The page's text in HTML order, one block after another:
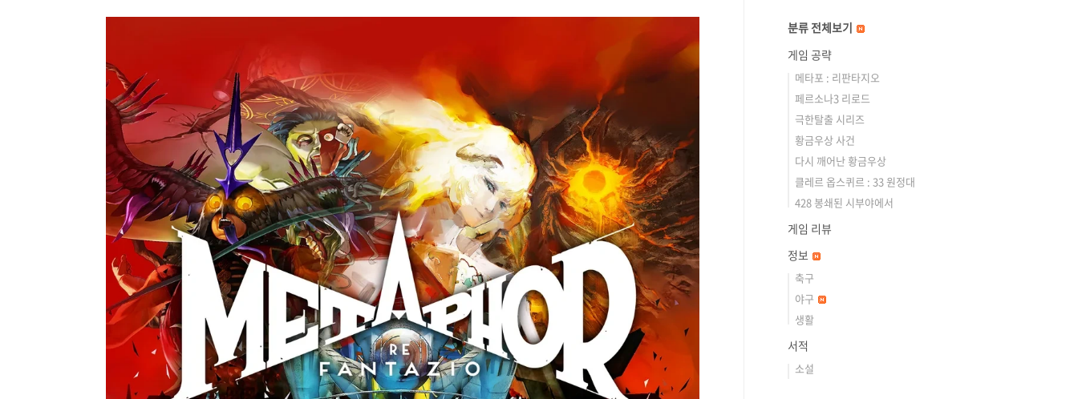
분류 전체보기
게임 공략
메타포 : 리판타지오
페르소나3 리로드
극한탈출 시리즈
황금우상 사건
다시 깨어난 황금우상
클레르 옵스퀴르 : 33 원정대
428 봉쇄된 시부야에서
게임 리뷰
정보
축구
야구
생활
서적
소설